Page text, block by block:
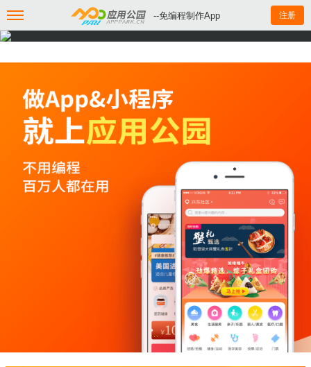
--免编程制作App 注册